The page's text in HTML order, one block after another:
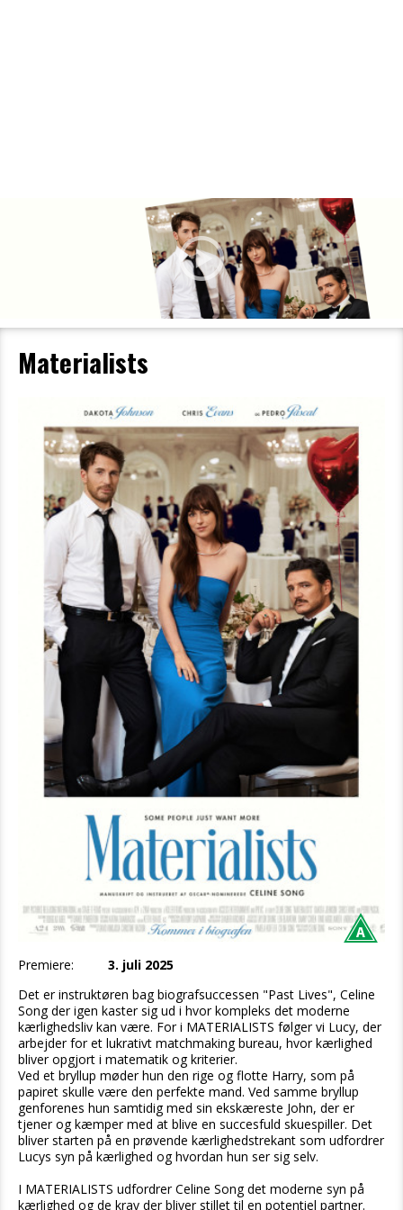
Materialists
Premiere:
3. juli 2025
Det er instruktøren bag biografsuccessen "Past Lives", Celine
Song der igen kaster sig ud i hvor kompleks det moderne
kærlighedsliv kan være. For i MATERIALISTS følger vi Lucy, der
arbejder for et lukrativt matchmaking bureau, hvor kærlighed
bliver opgjort i matematik og kriterier.
Ved et bryllup møder hun den rige og flotte Harry, som på
papiret skulle være den perfekte mand. Ved samme bryllup
genforenes hun samtidig med sin ekskæreste John, der er
tjener og kæmper med at blive en succesfuld skuespiller. Det
bliver starten på en prøvende kærlighedstrekant som udfordrer
Lucys syn på kærlighed og hvordan hun ser sig selv.
I MATERIALISTS udfordrer Celine Song det moderne syn på
kærlighed og de krav der bliver stillet til en potentiel partner.